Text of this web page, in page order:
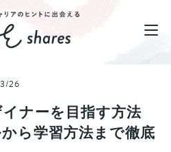
26
ナーを目指す方法
ら学習方法まで徹底